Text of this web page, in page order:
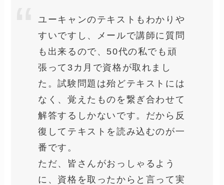
ユーキャンのテキストもわかりや
すいですし、メールで講師に質問
も出来るので、50代の私でも頑
張って3カ月で資格が取れまし
た。試験問題は殆どテキストには
なく、覚えたものを繋ぎ合わせて
解答するしかないです。だから反
復してテキストを読み込むのが一
番です。
ただ、皆さんがおっしゃるよう
に、資格を取ったからと言って実